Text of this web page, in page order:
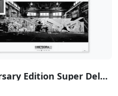
Meteora (20th Anniversary Edition Super Deluxe Box Set)